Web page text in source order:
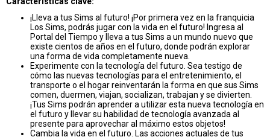
¡Lleva a tus Sims al futuro! ¡Por primera vez en la franquicia
Los Sims, podrás jugar con la vida en el futuro! Ingresa al
Portal del Tiempo y lleva a tus Sims a un mundo nuevo que
existe cientos de años en el futuro, donde podrán explorar
una forma de vida completamente nueva.
Experimente con la tecnología del futuro. Sea testigo de
cómo las nuevas tecnologías para el entretenimiento, el
transporte o el hogar reinventarán la forma en que sus Sims
comen, duermen, viajan, socializan, trabajan y se divierten.
¡Tus Sims podrán aprender a utilizar esta nueva tecnología en
el futuro y llevar su habilidad de tecnología avanzada al
presente para aprovechar al máximo estos objetos!
Cambia la vida en el futuro. Las acciones actuales de tus